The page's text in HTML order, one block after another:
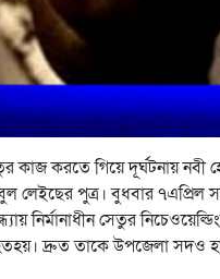
কাজ করতে গিয়ে দূর্ঘটনায়
পুত্র। বুধবার ৭এপ্রিল
নির্মানাধীন সেতুর
দ্রুত তাকে উপজেলা সদও